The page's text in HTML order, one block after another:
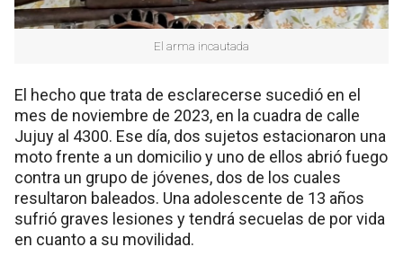
El arma incautada
El hecho que trata de esclarecerse sucedió en el
mes de noviembre de 2023, en la cuadra de calle
Jujuy al 4300. Ese día, dos sujetos estacionaron una
moto frente a un domicilio y uno de ellos abrió fuego
contra un grupo de jóvenes, dos de los cuales
resultaron baleados. Una adolescente de 13 años
sufrió graves lesiones y tendrá secuelas de por vida
en cuanto a su movilidad.